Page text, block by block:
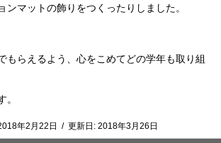
ンマットの飾りをつくったりしました。
もらえるよう、心をこめてどの学年も取り組
。
年2月22日 / 更新日: 2018年3月26日